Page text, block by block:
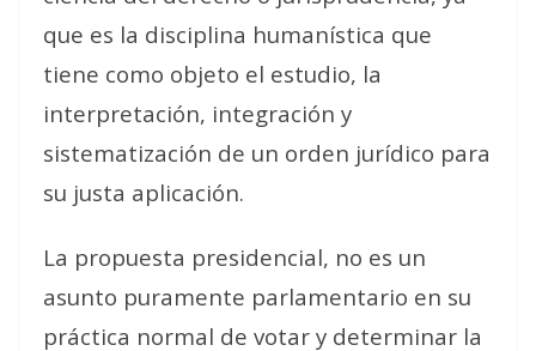
que es la disciplina humanística que
tiene como objeto el estudio, la
interpretación, integración y
sistematización de un orden jurídico para
su justa aplicación.
La propuesta presidencial, no es un
asunto puramente parlamentario en su
práctica normal de votar y determinar la